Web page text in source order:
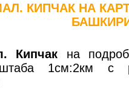
КИПЧАК НА
Кипчак на
1см:2км с